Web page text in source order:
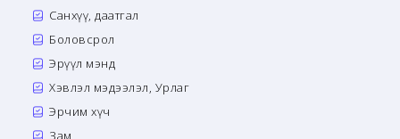
Санхүү, даатгал
Боловсрол
Эрүүл мэнд
Хэвлэл мэдээлэл, Урлаг
Эрчим хүч
Зам